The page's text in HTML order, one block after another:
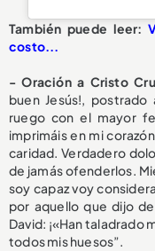
También puede leer:
costo...
- Oración a Cristo
buen Jesús!,
ruego con el mayor
imprimáis en mi
caridad. Verdadero
de jamás ofenderlos.
soy capaz voy
por aquello que dijo
David: ¡«Han taladrado
todos mis huesos”.